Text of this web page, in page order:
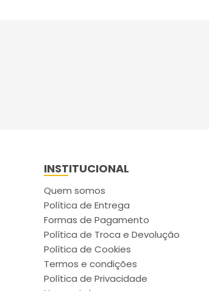
INSTITUCIONAL
Quem somos
Política de Entrega
Formas de Pagamento
Política de Troca e Devolução
Política de Cookies
Termos e condições
Política de Privacidade